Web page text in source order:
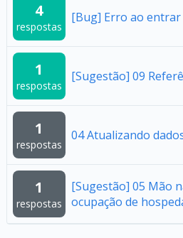
4
respostas
[Bug] Erro ao
1
respostas
[Sugestão] 09
1
respostas
04 Atualizando
1
respostas
[Sugestão] 05 Mão
ocupação de